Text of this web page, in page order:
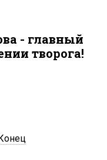
- главный
творога!